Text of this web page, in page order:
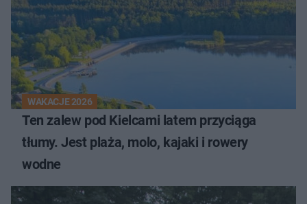
WAKACJE 2026
Ten zalew pod Kielcami latem przyciąga
tłumy. Jest plaża, molo, kajaki i rowery
wodne